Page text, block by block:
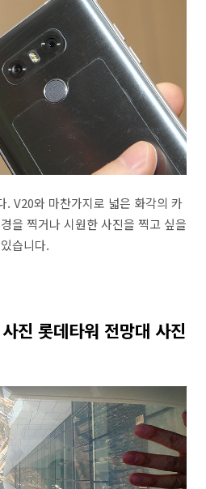
. V20와 마찬가지로 넓은 화각의 카
을 찍거나 시원한 사진을 찍고 싶을
습니다.
진 롯데타워 전망대 사진